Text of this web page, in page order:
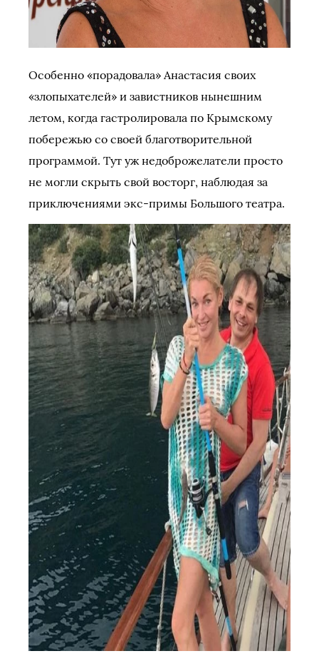
Особенно «порадовала» Анастасия своих
«злопыхателей» и завистников нынешним
летом, когда гастролировала по Крымскому
побережью со своей благотворительной
программой. Тут уж недоброжелатели просто
не могли скрыть свой восторг, наблюдая за
приключениями экс-примы Большого театра.